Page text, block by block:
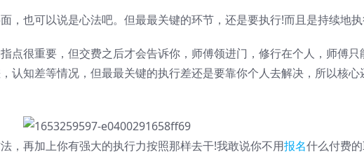
，也可以说是心法吧。但最最关键的环节，还是要执行!而且是持续地
点很重要，但交费之后才会告诉你，师傅领进门，修行在个人，师傅只
认知差等情况，但最最关键的执行差还是要靠你个人去解决，所以核心
，再加上你有强大的执行力按照那样去干!我敢说你不用报名什么付费